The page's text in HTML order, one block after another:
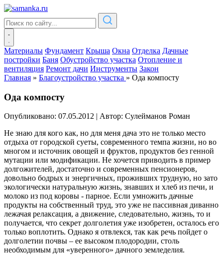
Материалы Фундамент Крыша Окна Отделка Дачные
постройки Баня Обустройство участка Отопление и
вентиляция Ремонт дачи Инструменты Закон
Главная » Благоустройство участка » Ода компосту
Ода компосту
Опубликовано: 07.05.2012 | Автор: Сулейманов Роман
Не знаю для кого как, но для меня дача это не только место
отдыха от городской суеты, современного темпа жизни, но во
многом и источник овощей и фруктов, продуктов без генной
мутации или модификации. Не хочется приводить в пример
долгожителей, достаточно и современных пенсионеров,
довольно бодрых и энергичных, проживших трудную, но зато
экологически натуральную жизнь, знавших и хлеб из печи, и
молоко из под коровы - парное. Если умножить дачные
продукты на собственный труд, это уже не пассивная диванно
лежачая релаксация, а движение, следовательно, жизнь, то и
получается, что секрет долголетия уже изобретен, осталось его
только воплотить. Однако я отвлекся, так как речь пойдет о
долголетии почвы – ее высоком плодородии, столь
необходимым для «уверенного» дачного земледелия.